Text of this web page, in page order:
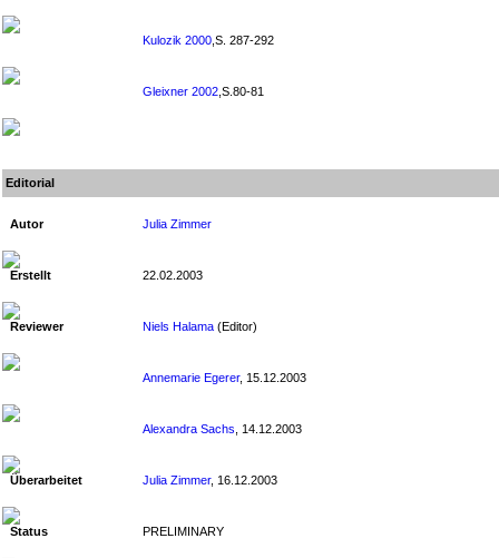
Kulozik 2000 ,S. 287-292
Gleixner 2002 ,S.80-81
Editorial
Autor Julia Zimmer
Erstellt 22.02.2003
Reviewer Niels Halama (Editor)
Annemarie Egerer, 15.12.2003
Alexandra Sachs , 14.12.2003
Überarbeitet Julia Zimmer, 16.12.2003
Status PRELIMINARY